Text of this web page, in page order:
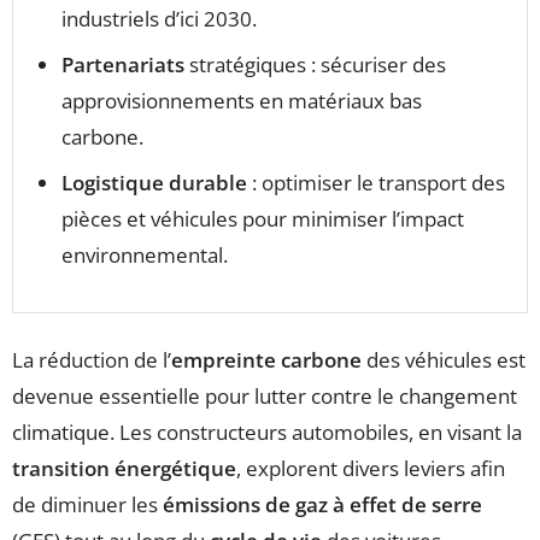
industriels d’ici 2030.
Partenariatsstratégiques : sécuriser des
approvisionnements en matériaux bas
carbone.
Logistique durable : optimiser le transport des
pièces et véhicules pour minimiser l’impact
environnemental.
La réduction de l’empreinte carbone des véhicules est
devenue essentielle pour lutter contre le changement
climatique. Les constructeurs automobiles, en visant la
transition énergétique, explorent divers leviers afin
de diminuer lesémissions de gaz à effet de serre